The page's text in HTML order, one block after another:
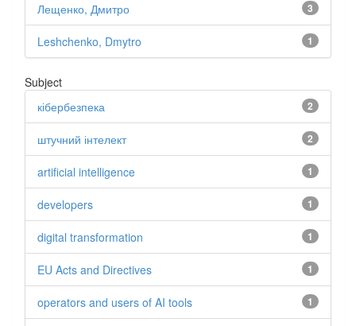
3
Лещенко, Дмитро
1
Leshchenko, Dmytro
Subject
2
кібербезпека
2
штучний інтелект
1
artificial intelligence
1
developers
1
digital transformation
1
EU Acts and Directives
1
operators and users of AI tools